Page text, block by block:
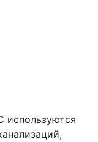
используются